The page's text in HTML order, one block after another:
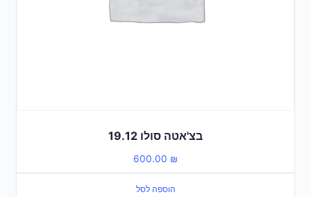
בצ'אטה סולו 19.12
600.00 ₪
הוספה לסל